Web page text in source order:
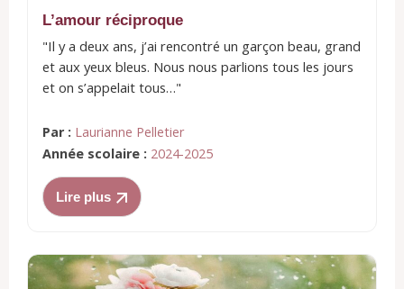
L’amour réciproque
"Il y a deux ans, j’ai rencontré un garçon beau, grand
et aux yeux bleus. Nous nous parlions tous les jours
et on s’appelait tous…"
Par : Laurianne Pelletier
Année scolaire : 2024-2025
Lire plus